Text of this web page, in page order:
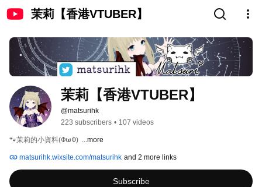
茉莉【香港VTUBER】
茉莉【香港VTUBER】
@matsurihk
223 subscribers • 107 videos
🐾茉莉的小資料(ΦωΦ) ...more
matsurihk.wixsite.com/matsurihk and 2 more links
Subscribe